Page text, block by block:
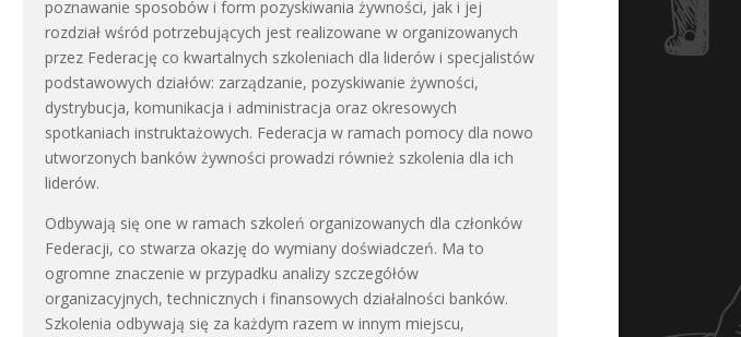
poznawanie sposobów i form pozyskiwania żywności, jak i jej
rozdział wśród potrzebujących jest realizowane w organizowanych
przez Federację co kwartalnych szkoleniach dla liderów i specjalistów
podstawowych działów: zarządzanie, pozyskiwanie żywności,
dystrybucja, komunikacja i administracja oraz okresowych
spotkaniach instruktażowych. Federacja w ramach pomocy dla nowo
utworzonych banków żywności prowadzi również szkolenia dla ich
liderów.
Odbywają się one w ramach szkoleń organizowanych dla członków
Federacji, co stwarza okazję do wymiany doświadczeń. Ma to
ogromne znaczenie w przypadku analizy szczegółów
organizacyjnych, technicznych i finansowych działalności banków.
Szkolenia odbywają się za każdym razem w innym miejscu,